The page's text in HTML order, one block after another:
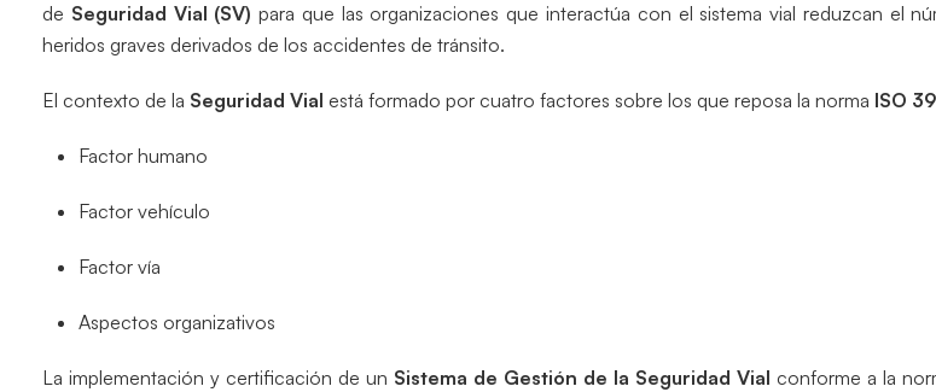
de Seguridad Vial (SV)para que las organizaciones que interactúa con el sistema vial reduzcan el
heridos graves derivados de los accidentes de tránsito.
El contexto de la Seguridad Vial está formado por cuatro factores sobre los que reposa la norma ISO
Factor humano
Factor vehículo
Factor vía
Aspectos organizativos
La implementación y certificación de un Sistema de Gestión de la Seguridad Vial conforme a la